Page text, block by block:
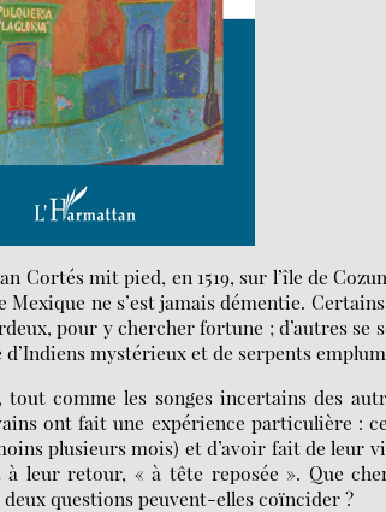
Cortés mit pied, en 1519, sur l’île de
ne s’est jamais démentie. Certains
pour y chercher fortune ; d’autres se
mystérieux et de serpents
comme les songes incertains des
ont fait une expérience particulière :
plusieurs mois) et d’avoir fait de leur
leur retour, « à tête reposée ». Que
questions peuvent-elles coïncider ?